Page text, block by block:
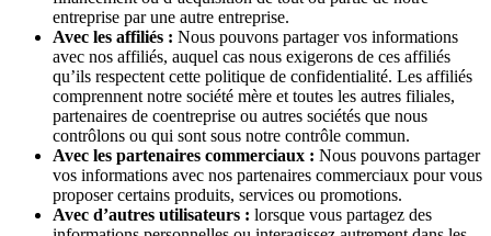
entreprise par une autre entreprise.
Avec les affiliés : Nous pouvons partager vos informations
avec nos affiliés, auquel cas nous exigerons de ces affiliés
qu’ils respectent cette politique de confidentialité. Les affiliés
comprennent notre société mère et toutes les autres filiales,
partenaires de coentreprise ou autres sociétés que nous
contrôlons ou qui sont sous notre contrôle commun.
Avec les partenaires commerciaux : Nous pouvons partager
vos informations avec nos partenaires commerciaux pour vous
proposer certains produits, services ou promotions.
Avec d’autres utilisateurs : lorsque vous partagez des